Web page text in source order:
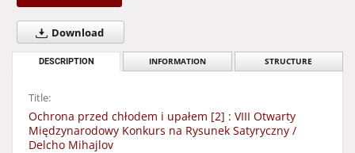
Download
DESCRIPTION INFORMATION STRUCTURE
Title:
Ochrona przed chłodem i upałem [2] : VIII Otwarty
Międzynarodowy Konkurs na Rysunek Satyryczny /
Delcho Mihajlov